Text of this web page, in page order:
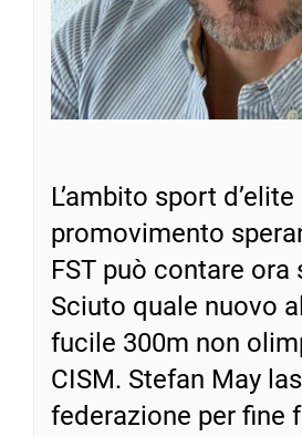
L’ambito sport d’elite
promovimento
FST può contare ora
Sciuto quale nuovo
fucile 300m non
CISM. Stefan May
federazione per fine